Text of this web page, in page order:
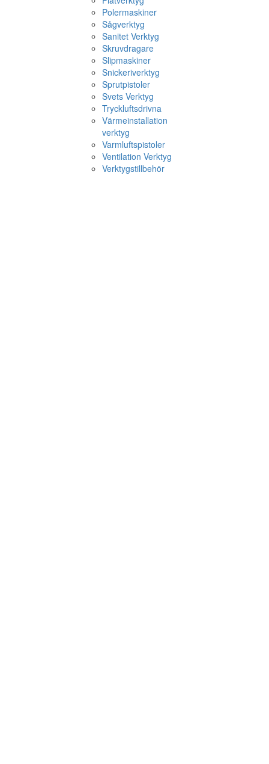
Polermaskiner
Sågverktyg
Sanitet Verktyg
Skruvdragare
Slipmaskiner
Snickeriverktyg
Sprutpistoler
Svets Verktyg
Tryckluftsdrivna
Värmeinstallation
verktyg
Varmluftspistoler
Ventilation Verktyg
Verktygstillbehör